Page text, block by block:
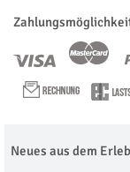
Neues aus dem